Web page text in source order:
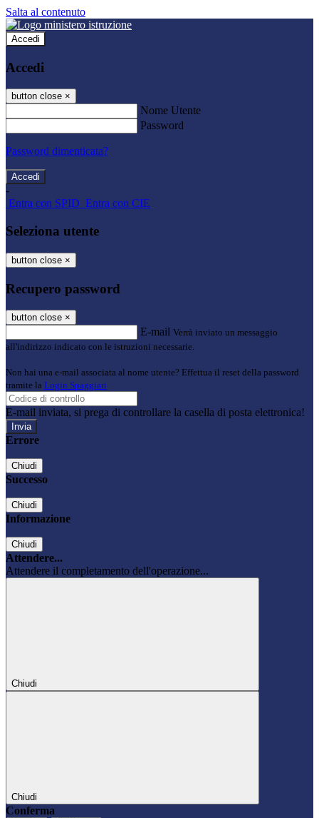
Salta al contenuto
Accedi
Accedi
button close ×
Nome Utente
Password
Password dimenticata?
-
Entra con SPID Entra con CIE
Seleziona utente
button close ×
Recupero password
button close ×
E-mail Verrà inviato un messaggio
all'indirizzo indicato con le istruzioni necessarie.
Non hai una e-mail associata al nome utente? Effettua il reset della password
tramite la Login Spaggiari
E-mail inviata, si prega di controllare la casella di posta elettronica!
Errore
Chiudi
Successo
Chiudi
Informazione
Chiudi
Attendere...
Attendere il completamento dell'operazione...
Chiudi
Chiudi
Conferma